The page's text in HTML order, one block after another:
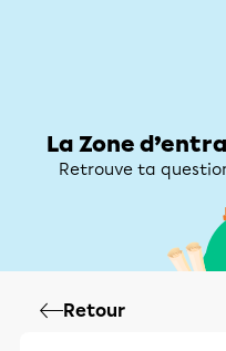
La Zone
Retrouve ta
Retour